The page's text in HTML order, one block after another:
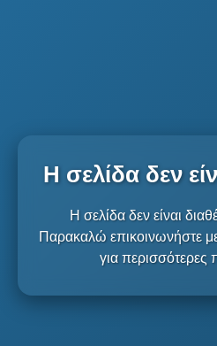
Η σελίδα δεν
Η σελίδα δεν είναι
Παρακαλώ επικοινωνήστε
για περισσότερες